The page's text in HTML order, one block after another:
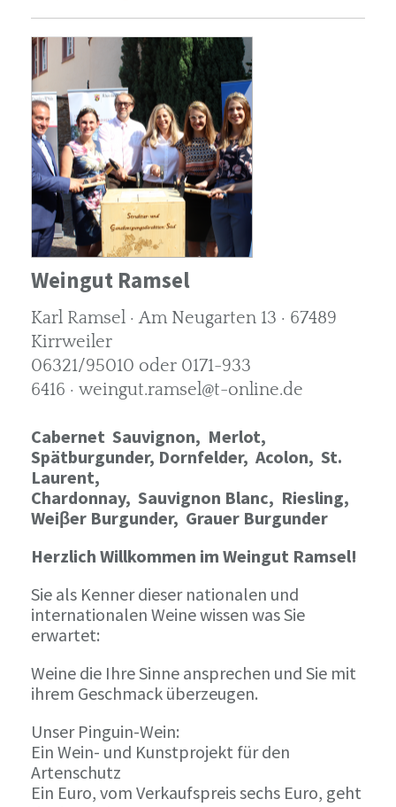
Weingut Ramsel
Karl Ramsel · Am Neugarten 13 · 67489
Kirrweiler
06321/95010 oder 0171-933
6416 · weingut.ramsel@t-online.de
Cabernet Sauvignon, Merlot,
Spätburgunder, Dornfelder, Acolon, St.
Laurent,
Chardonnay, Sauvignon Blanc, Riesling,
Weiβer Burgunder, Grauer Burgunder
Herzlich Willkommen im Weingut Ramsel!
Sie als Kenner dieser nationalen und
internationalen Weine wissen was Sie
erwartet:
Weine die Ihre Sinne ansprechen und Sie mit
ihrem Geschmack überzeugen.
Unser Pinguin-Wein:
Ein Wein- und Kunstprojekt für den
Artenschutz
Ein Euro, vom Verkaufspreis sechs Euro, geht